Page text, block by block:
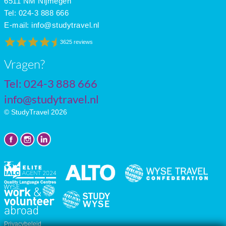
July
Tel: 024-3 888 666
E-mail: info@studytravel.nl
3625 reviews
Vragen?
Tel: 024-3 888 666
info@studytravel.nl
© StudyTravel 2026
Privacybeleid